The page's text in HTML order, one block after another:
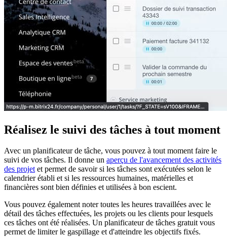
Réalisez le suivi des tâches à tout moment
Avec un planificateur de tâche, vous pouvez à tout moment faire le
suivi de vos tâches. Il donne un aperçu de l'avancement des activités
des projetet permet de savoir si les tâches sont exécutées selon le
calendrier établi et si les ressources humaines, matérielles et
financières sont bien définies et utilisées à bon escient.
Vous pouvez également noter toutes les heures travaillées avec le
détail des tâches effectuées, les projets ou les clients pour lesquels
ces tâches ont été réalisées. Un planificateur de tâches gratuit vous
permet de limiter le gaspillage et d'atteindre les objectifs fixés.